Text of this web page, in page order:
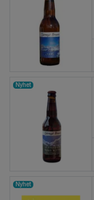
Nyhet
Nyhet